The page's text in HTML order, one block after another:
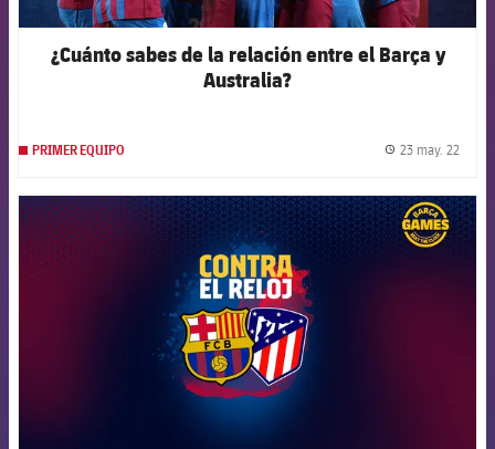
¿Cuánto sabes de la relación entre el Barça y
Australia?
PRIMER EQUIPO 23 may. 22
FCB Barcelona badge